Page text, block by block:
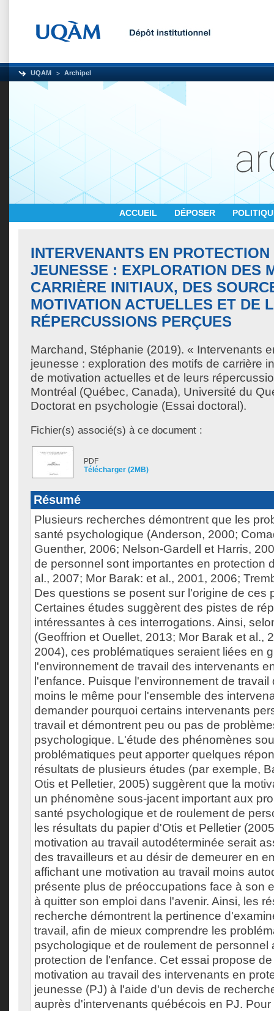
UQAM Archipel
ACCUEIL DÉPOSER
INTERVENANTS EN
JEUNESSE : EXPLORATION DES
CARRIÈRE INITIAUX, DES
MOTIVATION ACTUELLES ET DE
RÉPERCUSSIONS PERÇUES
Marchand, Stéphanie (2019). « Intervenants
jeunesse : exploration des motifs de carrière
de motivation actuelles et de leurs
Montréal (Québec, Canada), Université du
Doctorat en psychologie (Essai doctoral).
Fichier(s) associé(s) à ce document :
PDF
Télécharger (2MB)
Résumé
Plusieurs recherches démontrent que les
santé psychologique (Anderson, 2000;
Guenther, 2006; Nelson-Gardell et Harris,
de personnel sont importantes en protection
al., 2007; Mor Barak: et al., 2001, 2006;
Des questions se posent sur l'origine de ces
Certaines études suggèrent des pistes de
intéressantes à ces interrogations. Ainsi,
(Geoffrion et Ouellet, 2013; Mor Barak et al.,
2004), ces problématiques seraient liées en
l'environnement de travail des intervenants
l'enfance. Puisque l'environnement de
moins le même pour l'ensemble des
demander pourquoi certains intervenants
travail et démontrent peu ou pas de
psychologique. L'étude des phénomènes
problématiques peut apporter quelques
résultats de plusieurs études (par exemple,
Otis et Pelletier, 2005) suggèrent que la
un phénomène sous-jacent important aux
santé psychologique et de roulement de
les résultats du papier d'Otis et Pelletier
motivation au travail autodéterminée serait
des travailleurs et au désir de demeurer en
affichant une motivation au travail moins
présente plus de préoccupations face à son
à quitter son emploi dans l'avenir. Ainsi, les
recherche démontrent la pertinence
travail, afin de mieux comprendre les
psychologique et de roulement de personnel
protection de l'enfance. Cet essai propose
motivation au travail des intervenants en
jeunesse (PJ) à l'aide d'un devis de
auprès d'intervenants québécois en PJ.